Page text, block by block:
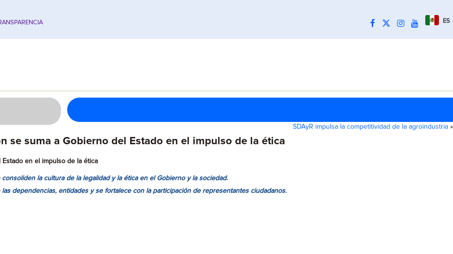
ES
SDAyR impulsa la competitividad de la agroindustria »
se suma a Gobierno del Estado en el impulso de la ética
en el impulso de la ética
la cultura de la legalidad y la ética en el Gobierno y la sociedad.
dependencias, entidades y se fortalece con la participación de representantes ciudadanos.